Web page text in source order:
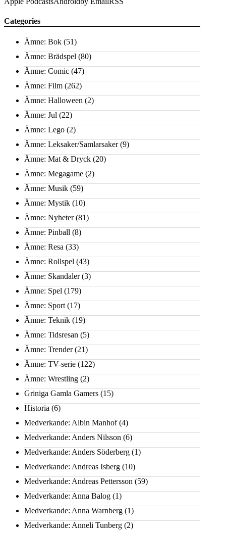
Categories
Ämne: Bok (51)
Ämne: Brädspel (80)
Ämne: Comic (47)
Ämne: Film (262)
Ämne: Halloween (2)
Ämne: Jul (22)
Ämne: Lego (2)
Ämne: Leksaker/Samlarsaker(9)
Ämne: Mat & Dryck (20)
Ämne: Megagame (2)
Ämne: Musik (59)
Ämne: Mystik (10)
Ämne: Nyheter(81)
Ämne: Pinball (8)
Ämne: Resa (33)
Ämne: Rollspel (43)
Ämne: Skandaler(3)
Ämne: Spel (179)
Ämne: Sport (17)
Ämne: Teknik (19)
Ämne: Tidsresan (5)
Ämne: Trender(21)
Ämne: TV-serie (122)
Ämne: Wrestling (2)
Griniga Gamla Gamers (15)
Historia (6)
Medverkande: Albin Manhof(4)
Medverkande: Anders Nilsson (6)
Medverkande: Anders Söderberg (1)
Medverkande: Andreas Isberg (10)
Medverkande: Andreas Pettersson (59)
Medverkande: Anna Balog (1)
Medverkande: Anna Warnberg (1)
Medverkande: Anneli Tunberg (2)